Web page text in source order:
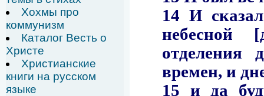
Хохмы про
коммунизм
Каталог Весть о
Христе
Христианские
книги на русском
языке